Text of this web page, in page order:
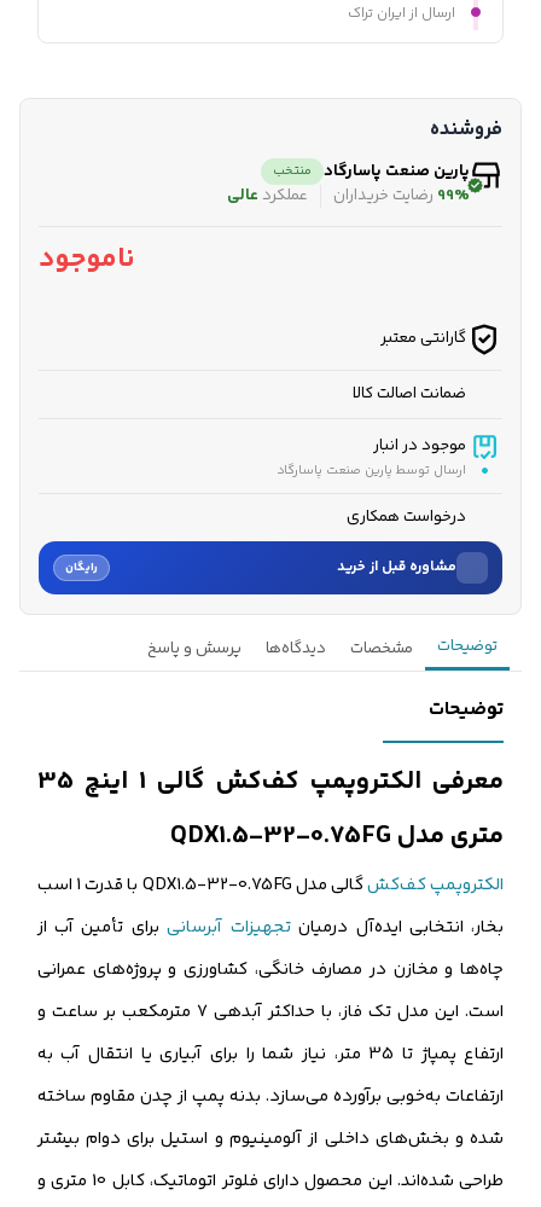
ارسال از ایران تراک
فروشنده
پارین صنعت پاسارگاد منتخب
99% رضایت خریداران عملکرد عالی
ناموجود
گارانتی معتبر
ضمانت اصالت کالا
موجود در انبار
ارسال توسط پارین صنعت پاسارگاد
درخواست همکاری
مشاوره قبل از خرید رایگان
نام
تماس می‌گیرند.
ثبت درخواست مشاوره رایگان
توضیحات مشخصات دیدگاه‌ها پرسش و پاسخ
توضیحات
معرفی الکتروپمپ کف‌کش گالی 1 اینچ 35
متری مدل QDX1.5-32-0.75FG
الکتروپمپ کف‌کش
گالی مدل QDX1.5-32-0.75FG با قدرت 1 اسب
بخار، انتخابی ایده‌آل درمیانتجهیزات آبرسانیبرای تأمین آب از
چاه‌ها و مخازن در مصارف خانگی، کشاورزی و پروژه‌های عمرانی
است. این مدل تک فاز، با حداکثر آبدهی 7 مترمکعب بر ساعت و
ارتفاع پمپاژ تا 35 متر، نیاز شما را برای آبیاری یا انتقال آب به
ارتفاعات به‌خوبی برآورده می‌سازد. بدنه پمپ از چدن مقاوم ساخته
شده و بخش‌های داخلی از آلومینیوم و استیل برای دوام بیشتر
طراحی شده‌اند. این محصول دارای فلوتر اتوماتیک، کابل 10 متری و